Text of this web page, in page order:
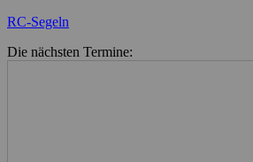
Kategorien
RC-Segeln
Die nächsten Termine: